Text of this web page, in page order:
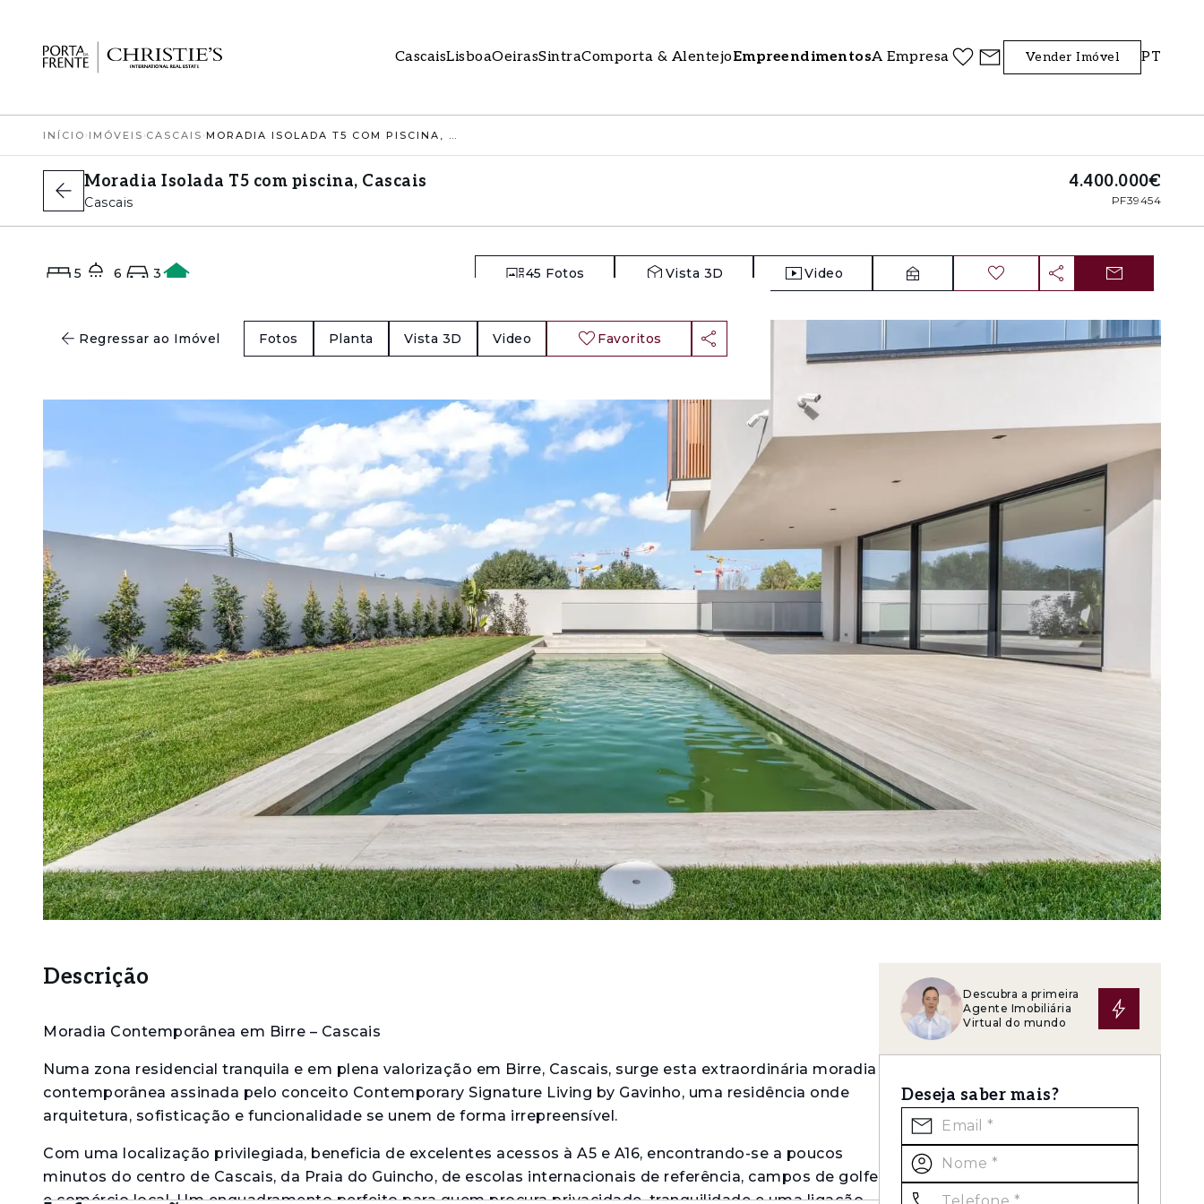
CascaisLisboaOeirasSintraComporta & AlentejoEmpreendimentosA Empresa Vender Imóvel PT
INÍCIO › IMÓVEIS ›CASCAIS › MORADIA ISOLADA T5 COM PISCINA, CASCAIS
Moradia Isolada T5 com piscina, Cascais
Cascais
4.400.000€
PF39454
5 6 3 45 Fotos Vista 3D Video
Descrição
Moradia Contemporânea em Birre – Cascais
Numa zona residencial tranquila e em plena valorização em Birre, Cascais, surge esta extraordinária moradia
contemporânea assinada pelo conceito Contemporary Signature Living by Gavinho, uma residência onde
arquitetura, sofisticação e funcionalidade se unem de forma irrepreensível.
Com uma localização privilegiada, beneficia de excelentes acessos à A5 e A16, encontrando-se a poucos
minutos do centro de Cascais, da Praia do Guincho, de escolas internacionais de referência, campos de golfe
e comércio local. Um enquadramento perfeito para quem procura privacidade, tranquilidade e uma ligação
Descubra a primeira
Agente Imobiliária
Virtual do mundo
Deseja saber mais?
Regressar ao Imóvel Fotos Planta Vista 3D Video Favoritos